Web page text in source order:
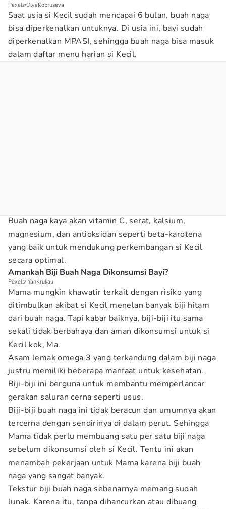
Pexels/OlyaKobruseva
Saat usia si Kecil sudah mencapai 6 bulan, buah naga
bisa diperkenalkan untuknya. Di usia ini, bayi sudah
diperkenalkan MPASI, sehingga buah naga bisa masuk
dalam daftar menu harian si Kecil.
Buah naga kaya akan vitamin C, serat, kalsium,
magnesium, dan antioksidan seperti beta-karotena
yang baik untuk mendukung perkembangan si Kecil
secara optimal.
Amankah Biji Buah Naga Dikonsumsi Bayi?
Pexels/ YanKrukau
Mama mungkin khawatir terkait dengan risiko yang
ditimbulkan akibat si Kecil menelan banyak biji hitam
dari buah naga. Tapi kabar baiknya, biji-biji itu sama
sekali tidak berbahaya dan aman dikonsumsi untuk si
Kecil kok, Ma.
Asam lemak omega 3 yang terkandung dalam biji naga
justru memiliki beberapa manfaat untuk kesehatan.
Biji-biji ini berguna untuk membantu memperlancar
gerakan saluran cerna seperti usus.
Biji-biji buah naga ini tidak beracun dan umumnya akan
tercerna dengan sendirinya di dalam perut. Sehingga
Mama tidak perlu membuang satu per satu biji naga
sebelum dikonsumsi oleh si Kecil. Tentu ini akan
menambah pekerjaan untuk Mama karena biji buah
naga yang sangat banyak.
Tekstur biji buah naga sebenarnya memang sudah
lunak. Karena itu, tanpa dihancurkan atau dibuang